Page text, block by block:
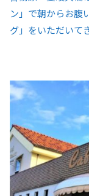
ン」で朝からお腹
グ」をいただいて